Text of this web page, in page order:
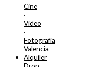
Cine
·
Vídeo
·
Fotografía
Valencia
Alquiler
Dron